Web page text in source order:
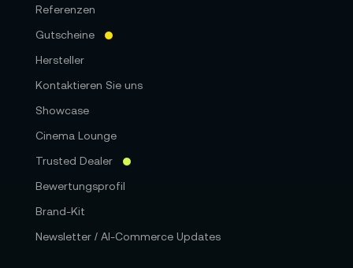
Referenzen
Gutscheine
Hersteller
Kontaktieren Sie uns
Showcase
Cinema Lounge
Trusted Dealer
Bewertungsprofil
Brand-Kit
Newsletter / AI-Commerce Updates